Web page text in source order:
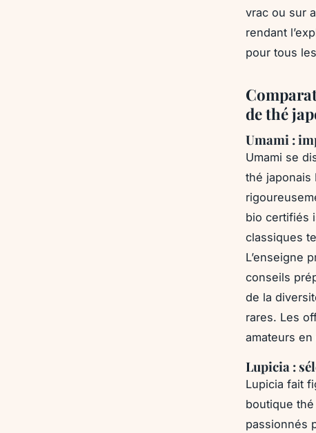
vrac ou sur
rendant
pour tous
de thé
Umami :
Umami se
thé japonais
bio certifiés
classiques
L’enseigne
conseils
de la
rares. Les
amateurs
Lupicia :
Lupicia fait
boutique
passionnés